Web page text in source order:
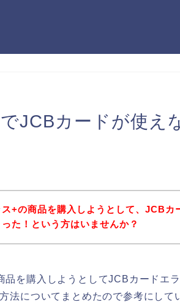
JCBカードが使え
ス+の商品を購入しようとして、JCBカ
た！という方はいませんか？
品を購入しようとしてJCBカードエ
法についてまとめたので参考にして